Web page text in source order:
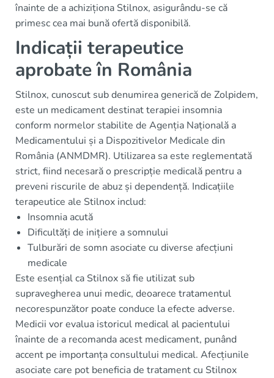
înainte de a achiziționa Stilnox, asigurându-se că
primesc cea mai bună ofertă disponibilă.
Indicații terapeutice
aprobate în România
Stilnox, cunoscut sub denumirea generică de Zolpidem,
este un medicament destinat terapiei insomnia
conform normelor stabilite de Agenția Națională a
Medicamentului și a Dispozitivelor Medicale din
România (ANMDMR). Utilizarea sa este reglementată
strict, fiind necesară o prescripție medicală pentru a
preveni riscurile de abuz și dependență. Indicațiile
terapeutice ale Stilnox includ:
Insomnia acută
Dificultăți de inițiere a somnului
Tulburări de somn asociate cu diverse afecțiuni
medicale
Este esențial ca Stilnox să fie utilizat sub
supravegherea unui medic, deoarece tratamentul
necorespunzător poate conduce la efecte adverse.
Medicii vor evalua istoricul medical al pacientului
înainte de a recomanda acest medicament, punând
accent pe importanța consultului medical. Afecțiunile
asociate care pot beneficia de tratament cu Stilnox